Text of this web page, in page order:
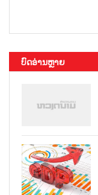
ບົດອ່ານຫຼາຍ